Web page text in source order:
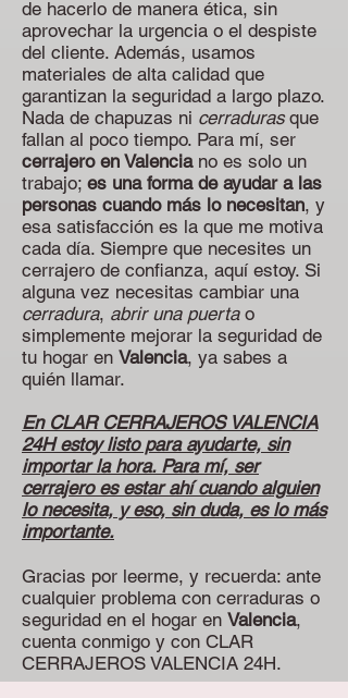
de hacerlo de manera ética, sin
aprovechar la urgencia o el despiste
del cliente. Además, usamos
materiales de alta calidad que
garantizan la seguridad a largo plazo.
Nada de chapuzas ni cerradurasque
fallan al poco tiempo. Para mí, ser
cerrajero en Valenciano es solo un
trabajo; es una forma de ayudar a las
personas cuando más lo necesitan, y
esa satisfacción es la que me motiva
cada día. Siempre que necesites un
cerrajero de confianza, aquí estoy. Si
alguna vez necesitas cambiar una
cerradura, abrir una puertao
simplemente mejorar la seguridad de
tu hogar en Valencia, ya sabes a
quién llamar.
En CLAR CERRAJEROS VALENCIA
24H estoy listo para ayudarte, sin
importar la hora. Para mí, ser
cerrajero es estar ahí cuando alguien
lo necesita, y eso, sin duda, es lo más
importante.
Gracias por leerme, y recuerda: ante
cualquier problema con cerraduras o
seguridad en el hogar en Valencia,
cuenta conmigo y con CLAR
CERRAJEROS VALENCIA 24H.